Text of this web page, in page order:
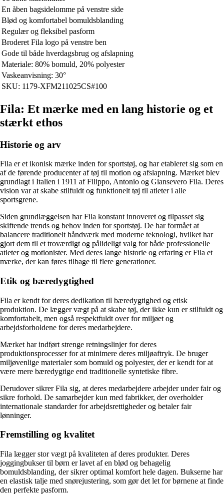
En åben bagsidelomme på venstre side
Blød og komfortabel bomuldsblanding
Regulær og fleksibel pasform
Broderet Fila logo på venstre ben
Gode til både hverdagsbrug og afslapning
Materiale: 80% bomuld, 20% polyester
Vaskeanvisning: 30°
SKU: 1179-XFM211025CS#100
Fila: Et mærke med en lang historie og et
stærkt ethos
Historie og arv
Fila er et ikonisk mærke inden for sportstøj, og har etableret sig som en
af de førende producenter af tøj til motion og afslapning. Mærket blev
grundlagt i Italien i 1911 af Filippo, Antonio og Giansevero Fila. Deres
vision var at skabe stilfuldt og funktionelt tøj til atleter i alle
sportsgrene.
Siden grundlæggelsen har Fila konstant innoveret og tilpasset sig
skiftende trends og behov inden for sportstøj. De har formået at
balancere traditionelt håndværk med moderne teknologi, hvilket har
gjort dem til et troværdigt og pålideligt valg for både professionelle
atleter og motionister. Med deres lange historie og erfaring er Fila et
mærke, der kan føres tilbage til flere generationer.
Etik og bæredygtighed
Fila er kendt for deres dedikation til bæredygtighed og etisk
produktion. De lægger vægt på at skabe tøj, der ikke kun er stilfuldt og
komfortabelt, men også respektfuldt over for miljøet og
arbejdsforholdene for deres medarbejdere.
Mærket har indført strenge retningslinjer for deres
produktionsprocesser for at minimere deres miljøaftryk. De bruger
miljøvenlige materialer som bomuld og polyester, der er kendt for at
være mere bæredygtige end traditionelle syntetiske fibre.
Derudover sikrer Fila sig, at deres medarbejdere arbejder under fair og
sikre forhold. De samarbejder kun med fabrikker, der overholder
internationale standarder for arbejdsrettigheder og betaler fair
lønninger.
Fremstilling og kvalitet
Fila lægger stor vægt på kvaliteten af deres produkter. Deres
joggingbukser til børn er lavet af en blød og behagelig
bomuldsblanding, der sikrer optimal komfort hele dagen. Bukserne har
en elastisk talje med snørejustering, som gør det let for børnene at finde
den perfekte pasform.